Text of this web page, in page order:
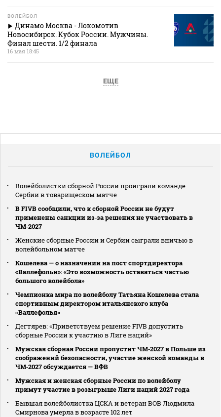
ВОЛЕЙБОЛ
Динамо Москва - Локомотив
Новосибирск. Кубок России. Мужчины.
Финал шести. 1/2 финала
16 мая 18:45
ЕЩЕ
ВОЛЕЙБОЛ
Волейболистки сборной России проиграли команде
Сербии в товарищеском матче
В FIVB сообщили, что к сборной России не будут
применены санкции из‑за решения не участвовать в
ЧМ‑2027
Женские сборные России и Сербии сыграли вничью в
волейбольном матче
Кошелева — о назначении на пост спортдиректора
«Валлефольи»: «Это возможность оставаться частью
большого волейбола»
Чемпионка мира по волейболу Татьяна Кошелева стала
спортивным директором итальянского клуба
«Валлефолья»
Дегтярев: «Приветствуем решение FIVB допустить
сборные России к участию в Лиге наций»
Мужская сборная России пропустит ЧМ‑2027 в Польше из
соображений безопасности, участие женской команды в
ЧМ‑2027 обсуждается — ВФВ
Мужская и женская сборные России по волейболу
примут участие в розыгрыше Лиги наций 2027 года
Бывшая волейболистка ЦСКА и ветеран ВОВ Людмила
Смирнова умерла в возрасте 102 лет